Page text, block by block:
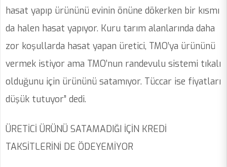
hasat yapıp ürününü evinin önüne dökerken bir kısmı
da halen hasat yapıyor. Kuru tarım alanlarında daha
zor koşullarda hasat yapan üretici, TMO’ya ürününü
vermek istiyor ama TMO’nun randevulu sistemi tıkalı
olduğunu için ürününü satamıyor. Tüccar ise fiyatları
düşük tutuyor” dedi.
ÜRETİCİ ÜRÜNÜ SATAMADIĞI İÇİN KREDİ
TAKSİTLERİNİ DE ÖDEYEMİYOR